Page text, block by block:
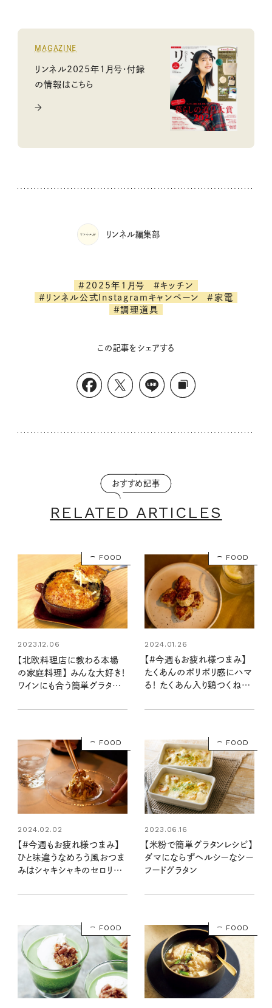
MAGAZINE
リンネル2025年1月号・付録
の情報はこちら
リンネル編集部
#2025年1月号
#キッチン
#リンネル公式Instagramキャンペーン
#家電
#調理道具
この記事をシェアする
おすすめ記事
RELATED ARTICLES
FOOD
2023.12.06
【北欧料理店に教わる本場
の家庭料理】 みんな大好き！
ワインにも合う簡単グラタン
FOOD
2024.01.26
【#今週もお疲れ様つまみ】
たくあんのポリポリ感にハマ
る！ たくあん入り鶏つくね（レ
FOOD
2024.02.02
【#今週もお疲れ様つまみ】
ひと味違うなめろう風おつま
みはシャキシャキのセロリが
和え（レシピ・長谷川あかりさ
FOOD
2023.06.16
【米粉で簡単グラタンレシピ】
ダマにならずヘルシーなシー
フードグラタン
FOOD FOOD